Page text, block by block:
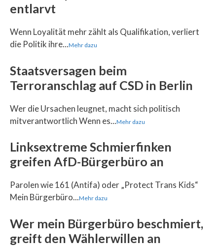
entlarvt
Wenn Loyalität mehr zählt als Qualifikation, verliert
die Politik ihre...Mehr dazu
Staatsversagen beim
Terroranschlag auf CSD in Berlin
Wer die Ursachen leugnet, macht sich politisch
mitverantwortlich Wenn es...Mehr dazu
Linksextreme Schmierfinken
greifen AfD-Bürgerbüro an
Parolen wie 161 (Antifa) oder „Protect Trans Kids“
Mein Bürgerbüro...Mehr dazu
Wer mein Bürgerbüro beschmiert,
greift den Wählerwillen an